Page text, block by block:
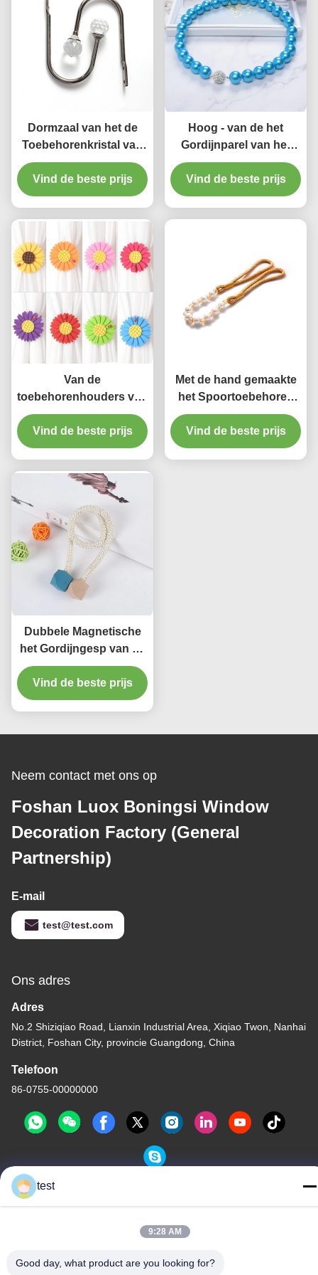
Dormzaal van het de
Toebehorenkristal van
het Gordijnspoor van de
de Muurhaak van U het
Aluminiumgordijn
Vind de beste prijs
Hoog - van de het
Gordijnparel van het
kwaliteits de Moderne
Ontwerp van de
Leeswijzerstiebacks
Vind de beste prijs
Van de
toebehorenhouders van
het zonnebloem
bindende gordijn
Decoratieve
Gordijngesp
Vind de beste prijs
Met de hand gemaakte
het Spoortoebehoren
die van het Parelgordijn
Kabel voor Huis binden
Vind de beste prijs
Dubbele Magnetische
het Gordijngesp van de
Kleurenkubus voor
Kinderen ‚S Zaal
Vind de beste prijs
Neem contact met ons op
Foshan Luox Boningsi Window
Decoration Factory (General
Partnership)
E-mail
test@test.com
Ons adres
Adres
No.2 Shiziqiao Road, Lianxin Industrial Area, Xiqiao Twon, Nanhai
District, Foshan City, provincie Guangdong, China
Telefoon
86-0755-00000000
Privacybeleid|Sitemap
China Goede kwaliteit Het Spoor van het aluminiumgordijn
Factory (General Partnership) Alle rechten voorbehouden.
test
9:28 AM
Good day, what product are you looking for?